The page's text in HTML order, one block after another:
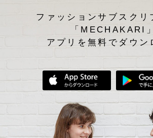
ファッションサブスクリ
「MECHAKARI」
アプリを無料でダウン
App Storeからダ